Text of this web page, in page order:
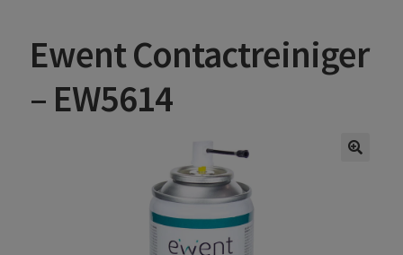
Ewent Contactreiniger
– EW5614